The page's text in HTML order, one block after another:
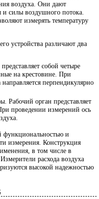
воздуха. Они дают
и силы воздушного потока.
измерять температуру
устройства различают два
собой четыре
на крестовине. При
перпендикулярно
Рабочий орган представляет
проведении измерений ось
функциональностью и
измерения. Конструкция
в том числе в
расхода воздуха
высокой надежностью